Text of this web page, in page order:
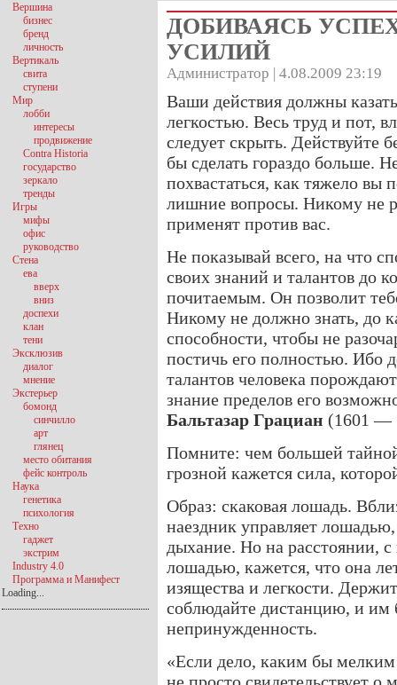
ДОБИВАЯСЬ
УСИЛИЙ
Администратор | 4.08.2009 23:19
Ваши действия должны
легкостью. Весь труд и пот,
следует скрыть. Действуйте
бы сделать гораздо больше.
похвастаться, как тяжело вы
лишние вопросы. Никому не
применят против вас.
Не показывай всего, на что
своих знаний и талантов до
почитаемым. Он позволит
Никому не должно знать, до
способности, чтобы не
постичь его полностью. Ибо
талантов человека
знание пределов его
Бальтазар Грациан (1601 —
Помните: чем большей
грозной кажется сила,
Образ: скаковая лошадь.
наездник управляет
дыхание. Но на расстоянии,
лошадью, кажется, что она
изящества и легкости.
соблюдайте дистанцию, и им
непринужденность.
«Если дело, каким бы
Вершина
бизнес
бренд
личность
Вертикаль
свита
ступени
Мир
лобби
интересы
продвижение
Contra Historia
государство
зеркало
тренды
Игры
мифы
офис
руководство
Стена
ева
вверх
вниз
доспехи
клан
тени
Эксклюзив
диалог
мнение
Экстерьер
бомонд
синчилло
арт
глянец
место обитания
фейс контроль
Наука
генетика
психология
Техно
гаджет
экстрим
Industry 4.0
Программа и Манифест
Loading...